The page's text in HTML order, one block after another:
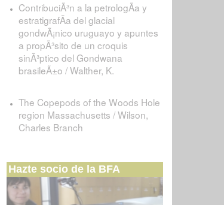
ContribuciÃ³n a la petrologÃ­a y
estratigrafÃ­a del glacial
gondwÃ¡nico uruguayo y apuntes
a propÃ³sito de un croquis
sinÃ³ptico del Gondwana
brasileÃ±o / Walther, K.
The Copepods of the Woods Hole
region Massachusetts / Wilson,
Charles Branch
Hazte socio de la BFA